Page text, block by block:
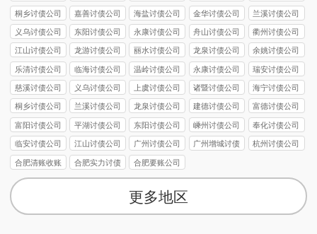
桐乡讨债公司 嘉善讨债公司 海盐讨债公司 金华讨债公司 兰溪讨债公司
义乌讨债公司 东阳讨债公司 永康讨债公司 舟山讨债公司 衢州讨债公司
江山讨债公司 龙游讨债公司 丽水讨债公司 龙泉讨债公司 余姚讨债公司
乐清讨债公司 临海讨债公司 温岭讨债公司 永康讨债公司 瑞安讨债公司
慈溪讨债公司 义乌讨债公司 上虞讨债公司 诸暨讨债公司 海宁讨债公司
桐乡讨债公司 兰溪讨债公司 龙泉讨债公司 建德讨债公司 富德讨债公司
富阳讨债公司 平湖讨债公司 东阳讨债公司 嵊州讨债公司 奉化讨债公司
临安讨债公司 江山讨债公司 广州讨债公司
广州增城讨债
杭州讨债公司
合肥清账收账
公司
合肥实力讨债
公司
合肥要账公司
更多地区